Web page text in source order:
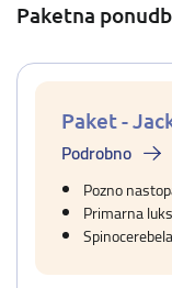
Paketna
Paket -
Podrobno
Pozno
Primarna